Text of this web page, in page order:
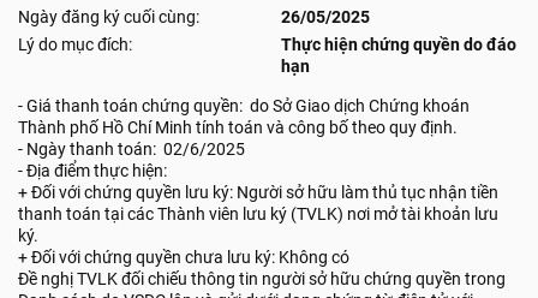
Ngày đăng ký cuối cùng:
26/05/2025
Lý do mục đích:
Thực hiện chứng quyền do đáo
hạn
- Giá thanh toán chứng quyền: do Sở Giao dịch Chứng khoán
Thành phố Hồ Chí Minh tính toán và công bố theo quy định.
- Ngày thanh toán: 02/6/2025
- Địa điểm thực hiện:
+ Đối với chứng quyền lưu ký: Người sở hữu làm thủ tục nhận tiền
thanh toán tại các Thành viên lưu ký (TVLK) nơi mở tài khoản lưu
ký.
+ Đối với chứng quyền chưa lưu ký: Không có
Đề nghị TVLK đối chiếu thông tin người sở hữu chứng quyền trong